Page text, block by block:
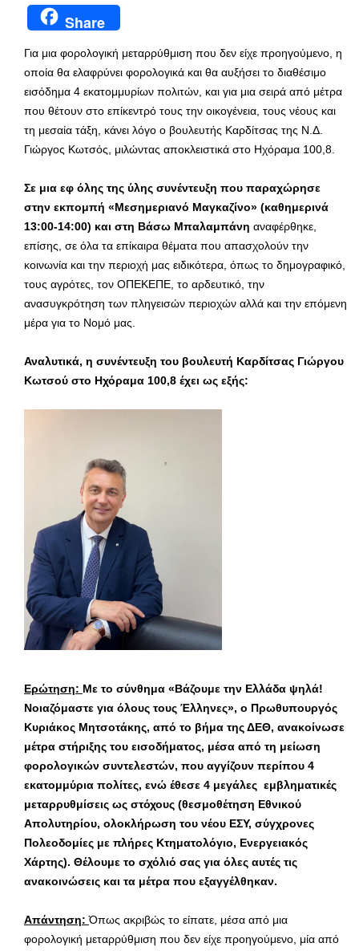
Share
Για μια φορολογική μεταρρύθμιση που δεν είχε προηγούμενο, η
οποία θα ελαφρύνει φορολογικά και θα αυξήσει το διαθέσιμο
εισόδημα 4 εκατομμυρίων πολιτών, και για μια σειρά από μέτρα
που θέτουν στο επίκεντρό τους την οικογένεια, τους νέους και
τη μεσαία τάξη, κάνει λόγο ο βουλευτής Καρδίτσας της Ν.Δ.
Γιώργος Κωτσός, μιλώντας αποκλειστικά στο Ηχόραμα 100,8.
Σε μια εφ όλης της ύλης συνέντευξη που παραχώρησε
στην εκπομπή «Μεσημεριανό Μαγκαζίνο» (καθημερινά
13:00-14:00) και στη Βάσω Μπαλαμπάνη αναφέρθηκε,
επίσης, σε όλα τα επίκαιρα θέματα που απασχολούν την
κοινωνία και την περιοχή μας ειδικότερα, όπως το δημογραφικό,
τους αγρότες, τον ΟΠΕΚΕΠΕ, το αρδευτικό, την
ανασυγκρότηση των πληγεισών περιοχών αλλά και την επόμενη
μέρα για το Νομό μας.
Αναλυτικά, η συνέντευξη του βουλευτή Καρδίτσας Γιώργου
Κωτσού στο Ηχόραμα 100,8 έχει ως εξής:
Ερώτηση: Με το σύνθημα «Βάζουμε την Ελλάδα ψηλά!
Νοιαζόμαστε για όλους τους Έλληνες», ο Πρωθυπουργός
Κυριάκος Μητσοτάκης, από το βήμα της ΔΕΘ, ανακοίνωσε
μέτρα στήριξης του εισοδήματος, μέσα από τη μείωση
φορολογικών συντελεστών, που αγγίζουν περίπου 4
εκατομμύρια πολίτες, ενώ έθεσε 4 μεγάλες εμβληματικές
μεταρρυθμίσεις ως στόχους (θεσμοθέτηση Εθνικού
Απολυτηρίου, ολοκλήρωση του νέου ΕΣΥ, σύγχρονες
Πολεοδομίες με πλήρες Κτηματολόγιο, Ενεργειακός
Χάρτης). Θέλουμε το σχόλιό σας για όλες αυτές τις
ανακοινώσεις και τα μέτρα που εξαγγέλθηκαν.
Απάντηση:Όπως ακριβώς το είπατε, μέσα από μια
φορολογική μεταρρύθμιση που δεν είχε προηγούμενο, μία από